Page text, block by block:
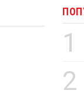
1
2